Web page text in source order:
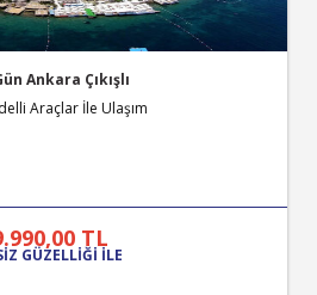
Ankara Çıkışlı
Araçlar İle Ulaşım
,00 TL
GÜZELLİĞİ İLE